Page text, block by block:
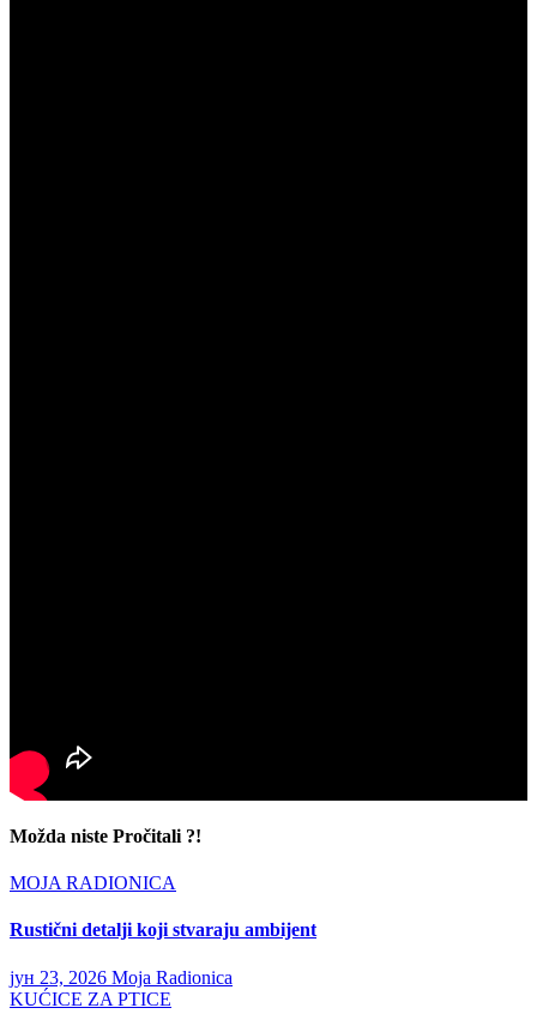
Možda niste Pročitali ?!
MOJA RADIONICA
Rustični detalji koji stvaraju ambijent
јун 23, 2026 Moja Radionica
KUĆICE ZA PTICE